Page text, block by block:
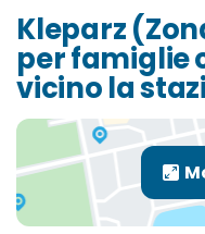
Kleparz
per famiglie
vicino la